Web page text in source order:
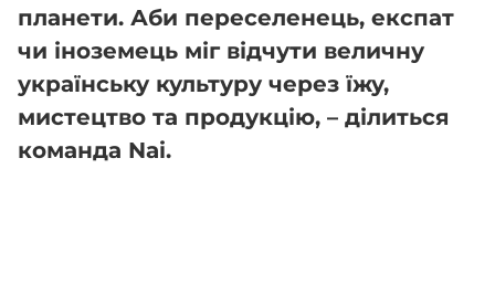
планети. Аби переселенець, експат
чи іноземець міг відчути величну
українську культуру через їжу,
мистецтво та продукцію, – ділиться
команда Nai.